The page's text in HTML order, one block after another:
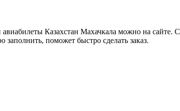
Казахстан Махачкала можно на сайте.
поможет быстро сделать заказ.